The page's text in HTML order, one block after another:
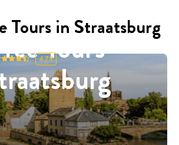
Tours in Straatsburg
Tours
4.79